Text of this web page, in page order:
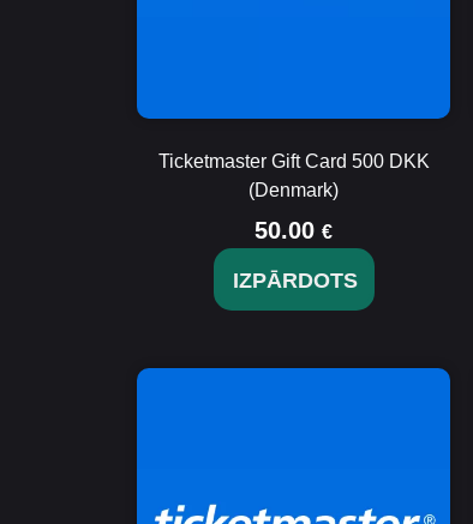
Ticketmaster Gift Card 500 DKK
(Denmark)
50.00 €
IZPĀRDOTS